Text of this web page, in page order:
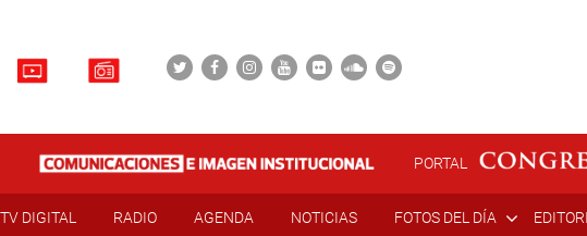
PORTAL
TV DIGITAL RADIO AGENDA NOTICIAS FOTOS DEL DÍA